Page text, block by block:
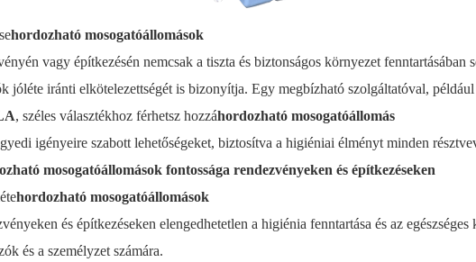
hordozható mosogatóállomások
vagy építkezésén nemcsak a tiszta és biztonságos környezet fenntartásában
jóléte iránti elkötelezettségét is bizonyítja. Egy megbízható szolgáltatóval, például
, széles választékhoz férhetsz hozzáhordozható mosogatóállomás
igényeire szabott lehetőségeket, biztosítva a higiéniai élményt minden
mosogatóállomások fontossága rendezvényeken és építkezéseken
hordozható mosogatóállomások
és építkezéseken elengedhetetlen a higiénia fenntartása és az
és a személyzet számára.